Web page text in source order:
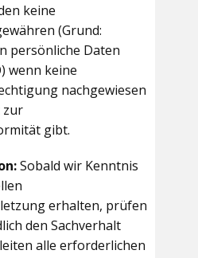
keine
(Grund:
persönliche Daten
wenn keine
nachgewiesen
zur
gibt.
Sobald wir Kenntnis
erhalten, prüfen
den Sachverhalt
alle erforderlichen